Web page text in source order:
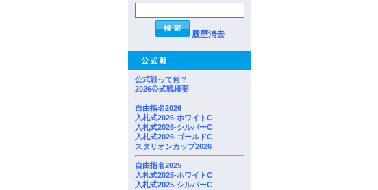
履歴消去
公式戦って何？
2026公式戦概要
自由指名2026
入札式2026-ホワイトC
入札式2026-シルバーC
入札式2026-ゴールドC
スタリオンカップ2026
自由指名2025
入札式2025-ホワイトC
入札式2025-シルバーC